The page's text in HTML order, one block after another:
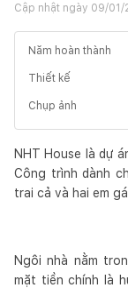
Cập nhật ngày 09/01/
Năm hoàn thành
Thiết kế
Chụp ảnh
NHT House là dự
Công trình dành
trai cả và hai em
Ngôi nhà nằm
mặt tiền chính là